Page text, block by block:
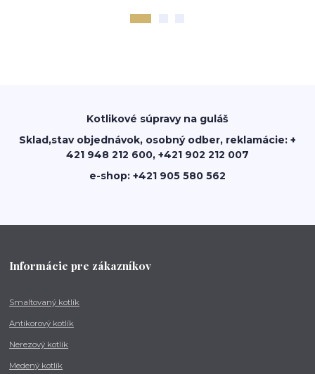
Kotlikové súpravy na guláš
Sklad,stav objednávok, osobný odber, reklamácie: +
421 948 212 600, +421 902 212 007
e-shop: +421 905 580 562
Informácie pre zákazníkov
Smaltovaný kotlík
Antikorový kotlík
Nerezový kotlík
Medený kotlík